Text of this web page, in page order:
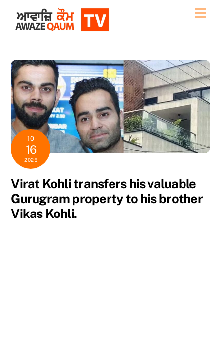
content
10
16
2025
Virat Kohli transfers his valuable
Gurugram property to his brother
Vikas Kohli.